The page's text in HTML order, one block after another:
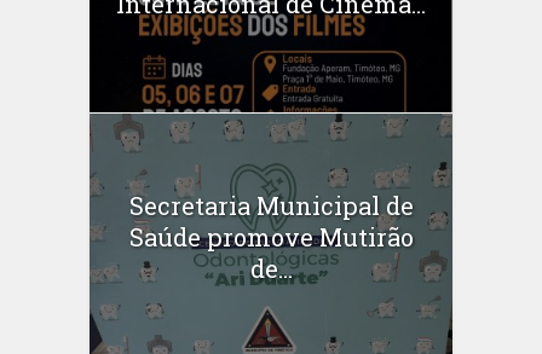
Secretaria Municipal de
Saúde promove Mutirão
de...